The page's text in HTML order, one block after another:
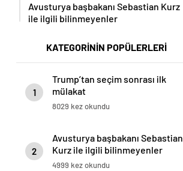
Avusturya başbakanı Sebastian Kurz
ile ilgili bilinmeyenler
KATEGORİNİN POPÜLERLERİ
1
Trump’tan seçim sonrası ilk
mülakat
8029 kez okundu
2
Avusturya başbakanı Sebastian
Kurz ile ilgili bilinmeyenler
4999 kez okundu